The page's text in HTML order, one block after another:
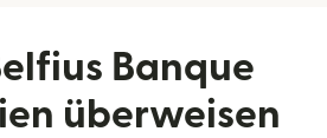
Banque
überweisen